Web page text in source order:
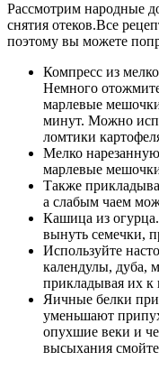
Рассмотрим народные
снятия отеков.Все
поэтому вы можете
Компресс из
Немного
марлевые
минут. Можно
ломтики
Мелко
марлевые
Также
а слабым чаем
Кашица из
вынуть семечки,
Используйте
календулы, дуба,
прикладывая их к
Яичные белки
уменьшают
опухшие веки и
высыхания